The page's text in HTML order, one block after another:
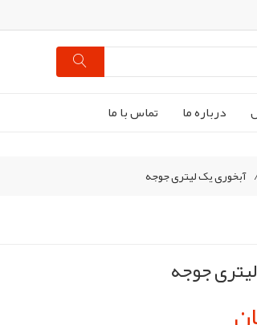
درباره ما تماس با ما
/ آبخوری یک لیتری جوجه
جوجه